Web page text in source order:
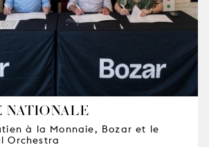
à la Monnaie, Bozar et le
Orchestra